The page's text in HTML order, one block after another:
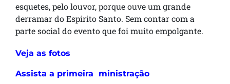
esquetes, pelo louvor, porque ouve um grande
derramar do Espirito Santo. Sem contar com a
parte social do evento que foi muito empolgante.
Veja as fotos
Assista a primeira ministração